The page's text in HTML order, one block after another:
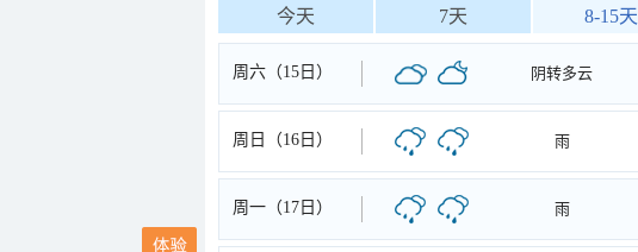
今天 7天 8-15天
周六（15日） 阴转多云
周日（16日） 雨
周一（17日） 雨